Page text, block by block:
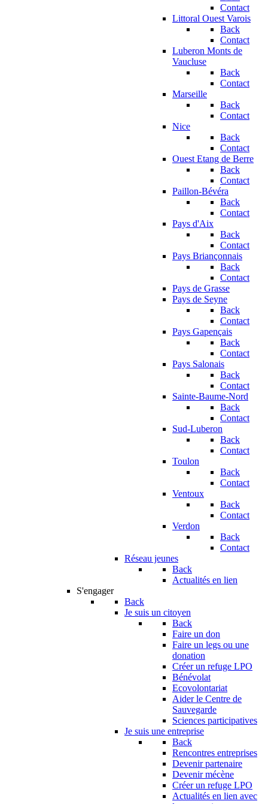
Contact
Littoral Ouest Varois
Back
Contact
Luberon Monts de
Vaucluse
Back
Contact
Marseille
Back
Contact
Nice
Back
Contact
Ouest Etang de Berre
Back
Contact
Paillon-Bévéra
Back
Contact
Pays d'Aix
Back
Contact
Pays Briançonnais
Back
Contact
Pays de Grasse
Pays de Seyne
Back
Contact
Pays Gapençais
Back
Contact
Pays Salonais
Back
Contact
Sainte-Baume-Nord
Back
Contact
Sud-Luberon
Back
Contact
Toulon
Back
Contact
Ventoux
Back
Contact
Verdon
Back
Contact
Réseau jeunes
Back
Actualités en lien
S'engager
Back
Je suis un citoyen
Back
Faire un don
Faire un legs ou une
donation
Créer un refuge LPO
Bénévolat
Ecovolontariat
Aider le Centre de
Sauvegarde
Sciences participatives
Je suis une entreprise
Back
Rencontres entreprises
Devenir partenaire
Devenir mécène
Créer un refuge LPO
Actualités en lien avec